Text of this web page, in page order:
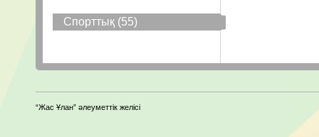
Спорттық (55)
“Жас Ұлан” әлеуметтік желісі